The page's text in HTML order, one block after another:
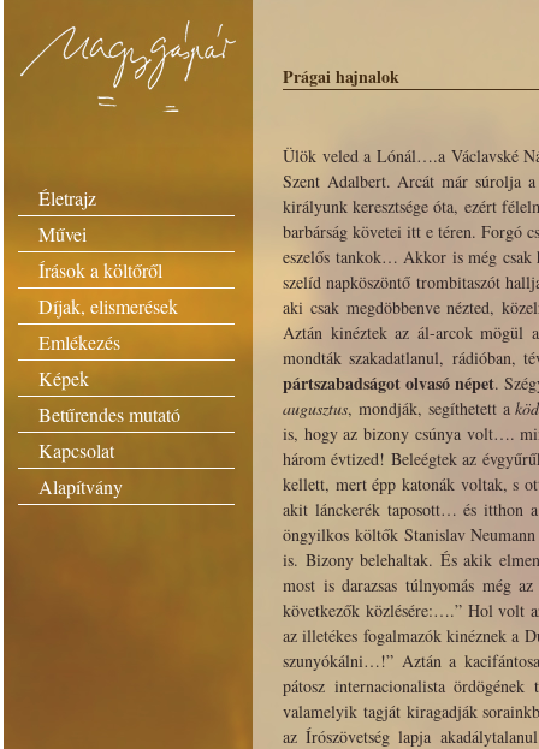
Életrajz
Művei
Írások a költőről
Díjak, elismerések
Emlékezés
Képek
Betűrendes mutató
Kapcsolat
Alapítvány
Prágai hajnalok
Ülök veled a Lónál….a Václavské
Szent Adalbert. Arcát már súrolja
királyunk keresztsége óta, ezért
barbárság követei itt e téren. Forgó
eszelős tankok… Akkor is még
szelíd napköszöntő trombitaszót
aki csak megdöbbenve nézted,
Aztán kinéztek az ál-arcok
mondták szakadatlanul, rádióban,
pártszabadságot olvasó népet.
augusztus, mondják, segíthetett a
is, hogy az bizony csúnya volt….
három évtized! Beleégtek az
kellett, mert épp katonák voltak, s
akit lánckerék taposott… és itthon
öngyilkos költők Stanislav
is. Bizony belehaltak. És akik
most is darazsas túlnyomás még
következők közlésére:….” Hol volt
az illetékes fogalmazók kinéznek a
szunyókálni…!” Aztán a
pátosz internacionalista
valamelyik tagját kiragadják
az Írószövetség lapja